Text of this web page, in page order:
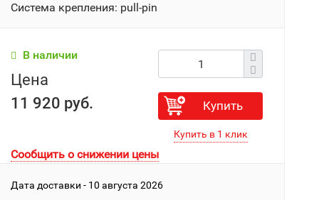
Система крепления: pull-pin
В наличии
Цена
11 920 руб.
Купить
Сообщить о снижении цены
Дата доставки - 10 августа 2026